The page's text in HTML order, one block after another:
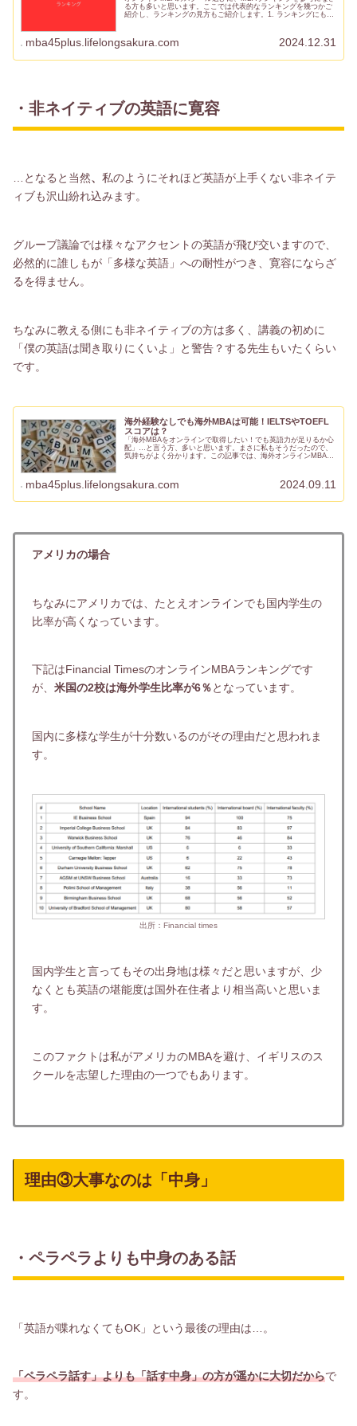
る方も多いと思います。ここでは代表的なランキングを幾つかご
紹介し、ランキングの見方もご紹介します。1. ランキングにも
mba45plus.lifelongsakura.com 2024.12.31
・非ネイティブの英語に寛容
…となると当然、 私のようにそれほど英語が上手くない非ネイテ
ィブも沢山紛れ込みます。
グループ議論では様々なアクセントの英語が飛び交いますので、
必然的に誰しもが「多様な英語」への耐性がつき、寛容にならざ
るを得ません。
ちなみに教える側にも非ネイティブの方は多く、講義の初めに
「僕の英語は聞き取りにくいよ」と警告？する先生もいたくらい
です。
海外経験なしでも海外MBAは可能！IELTSやTOEFL
スコアは？
「海外MBAをオンラインで取得したい！でも英語力が足りるか心
配」…と言う方、多いと思います。まさに私もそうだったので、
気持ちがよく分かります。この記事では、海外オンラインMBAに
mba45plus.lifelongsakura.com 2024.09.11
アメリカの場合
ちなみにアメリカでは、たとえオンラインでも国内学生の
比率が高くなっています。
下記はFinancial TimesのオンラインMBAランキングです
が、 米国の2校は海外学生比率が6％となっています。
国内に多様な学生が十分数いるのがその理由だと思われま
す。
出所：Financial times
国内学生と言ってもその出身地は様々だと思いますが、少
なくとも英語の堪能度は国外在住者より相当高いと思いま
す。
このファクトは私がアメリカのMBAを避け、イギリスのス
クールを志望した理由の一つでもあります。
理由③大事なのは「中身」
・ペラペラよりも中身のある話
「英語が喋れなくてもOK」という最後の理由は…。
「ペラペラ話す」よりも「話す中身」の方が遥かに大切だからで
す。